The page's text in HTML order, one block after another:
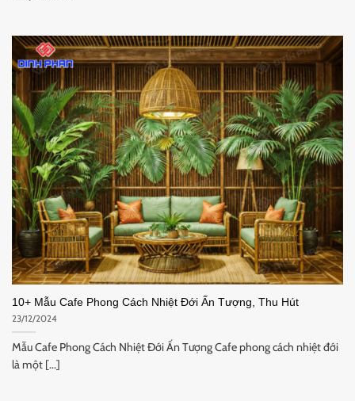
10+ Mẫu Cafe Phong Cách Nhiệt Đới Ấn Tượng, Thu Hút
23/12/2024
Mẫu Cafe Phong Cách Nhiệt Đới Ấn Tượng Cafe phong cách nhiệt đới
là một [...]